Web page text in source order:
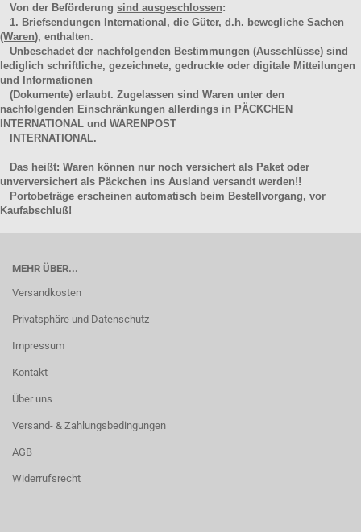
Von der Beförderung sind ausgeschlossen:
1. Briefsendungen International, die Güter, d.h. bewegliche Sachen
(Waren), enthalten.
Unbeschadet der nachfolgenden Bestimmungen (Ausschlüsse) sind
lediglich schriftliche, gezeichnete, gedruckte oder digitale Mitteilungen
und Informationen
(Dokumente) erlaubt. Zugelassen sind Waren unter den
nachfolgenden Einschränkungen allerdings in PÄCKCHEN
INTERNATIONAL und WARENPOST
INTERNATIONAL.
Das heißt: Waren können nur noch versichert als Paket oder
unverversichert als Päckchen ins Ausland versandt werden!!
Portobeträge erscheinen automatisch beim Bestellvorgang, vor
Kaufabschluß!
MEHR ÜBER...
Versandkosten
Privatsphäre und Datenschutz
Impressum
Kontakt
Über uns
Versand- & Zahlungsbedingungen
AGB
Widerrufsrecht